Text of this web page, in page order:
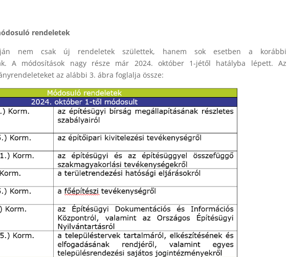
rendeletek
nem csak új rendeletek születtek, hanem sok esetben a korábbi
A módosítások nagy része már 2024. október 1-jétől hatályba lépett. Az
az alábbi 3. ábra foglalja össze: